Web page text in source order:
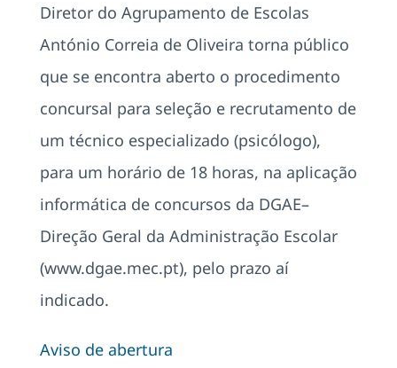
Diretor do Agrupamento de Escolas
António Correia de Oliveira torna público
que se encontra aberto o procedimento
concursal para seleção e recrutamento de
um técnico especializado (psicólogo),
para um horário de 18 horas, na aplicação
informática de concursos da DGAE–
Direção Geral da Administração Escolar
(www.dgae.mec.pt), pelo prazo aí
indicado.
Aviso de abertura